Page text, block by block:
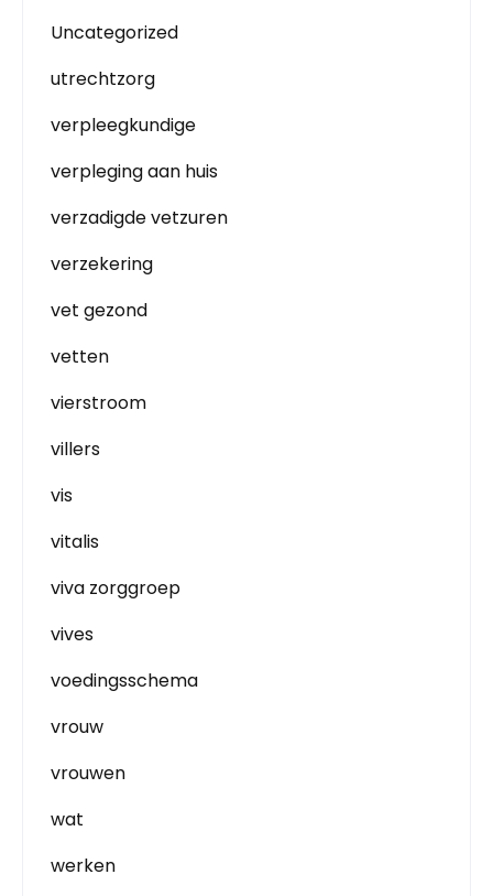
Uncategorized
utrechtzorg
verpleegkundige
verpleging aan huis
verzadigde vetzuren
verzekering
vet gezond
vetten
vierstroom
villers
vis
vitalis
viva zorggroep
vives
voedingsschema
vrouw
vrouwen
wat
werken